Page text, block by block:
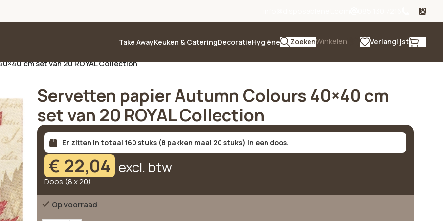
Take AwayKeuken & CateringDecoratieHygiëne ZoekenWinkelen Verlanglijst
cm set van 20 ROYAL Collection
Servetten papier Autumn Colours 40×40 cm
set van 20 ROYAL Collection
Er zitten in totaal 160 stuks (8 pakken maal 20 stuks) in een doos.
€ 22,04 excl. btw
Doos (8 x 20)
Op voorraad